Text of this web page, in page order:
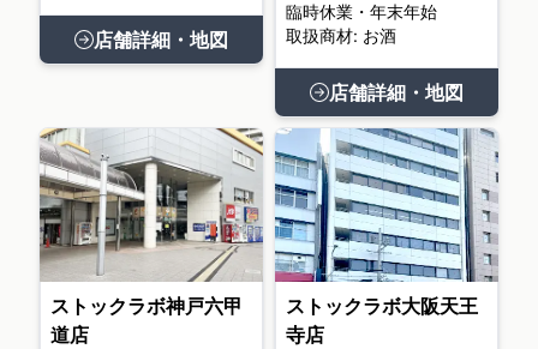
店舗詳細・地図
臨時休業・年末年始
取扱商材: お酒
店舗詳細・地図
ストックラボ神戸六甲
道店
ストックラボ大阪天王
寺店